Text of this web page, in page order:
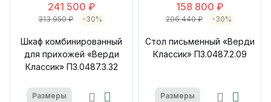
241 500 ₽
313 950 ₽ -30%
Шкаф комбинированный
для прихожей «Верди
Классик» П3.0487.3.32
Размеры
158 800 ₽
206 440 ₽ -30%
Стол письменный «Верди
Классик» П3.0487.2.09
Размеры